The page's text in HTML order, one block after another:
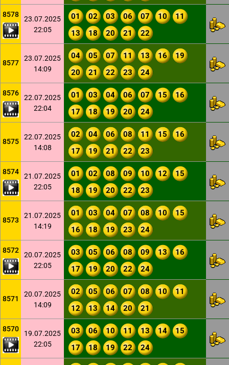
8578
23.07.2025
22:05
01 02 03 06 07 10
11
13
18 20 21 22
8577
23.07.2025
14:09
04 05 07 11 13 16
19
20
21 22 23 24
8576
22.07.2025
22:04
01 03 04 06 07 15
16
17
18 19 20 24
8575
22.07.2025
14:08
02 04 06 08 11 15
16
17
19 21 22 23
8574
21.07.2025
22:05
01 02 08 09 10 12
15
18
19 20 22 23
8573
21.07.2025
14:19
01 03 04 07 08 10
15
16
18 19 23 24
8572
20.07.2025
22:05
03 05 06 08 09 13
16
17
19 20 22 24
8571
20.07.2025
14:09
02 05 06 07 08 10
11
12
13 14 20 21
8570
19.07.2025
22:05
03 06 10 11 13 14
15
17
18 19 22 24